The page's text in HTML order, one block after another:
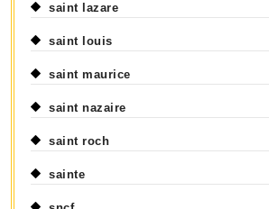
saint lazare
saint louis
saint maurice
saint nazaire
saint roch
sainte